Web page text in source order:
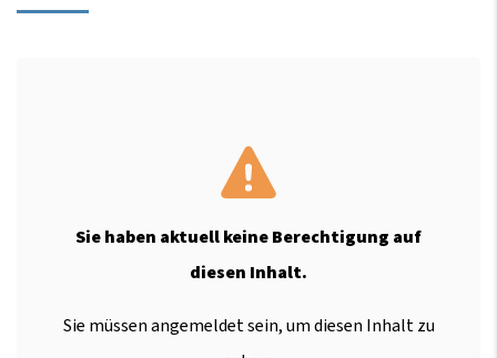
Sie haben aktuell keine Berechtigung auf
diesen Inhalt.
Sie müssen angemeldet sein, um diesen Inhalt zu